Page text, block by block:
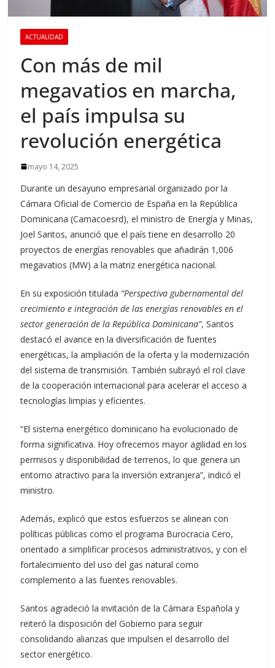
ACTUALIDAD
Con más de mil
megavatios en marcha,
el país impulsa su
revolución energética
mayo 14, 2025
Durante un desayuno empresarial organizado por la
Cámara Oficial de Comercio de España en la República
Dominicana (Camacoesrd), el ministro de Energía y Minas,
Joel Santos, anunció que el país tiene en desarrollo 20
proyectos de energías renovables que añadirán 1,006
megavatios (MW) a la matriz energética nacional.
En su exposición titulada “Perspectiva gubernamental del
crecimiento e integración de las energías renovables en el
sector generación de la República Dominicana”, Santos
destacó el avance en la diversificación de fuentes
energéticas, la ampliación de la oferta y la modernización
del sistema de transmisión. También subrayó el rol clave
de la cooperación internacional para acelerar el acceso a
tecnologías limpias y eficientes.
“El sistema energético dominicano ha evolucionado de
forma significativa. Hoy ofrecemos mayor agilidad en los
permisos y disponibilidad de terrenos, lo que genera un
entorno atractivo para la inversión extranjera”, indicó el
ministro.
Además, explicó que estos esfuerzos se alinean con
políticas públicas como el programa Burocracia Cero,
orientado a simplificar procesos administrativos, y con el
fortalecimiento del uso del gas natural como
complemento a las fuentes renovables.
Santos agradeció la invitación de la Cámara Española y
reiteró la disposición del Gobierno para seguir
consolidando alianzas que impulsen el desarrollo del
sector energético.